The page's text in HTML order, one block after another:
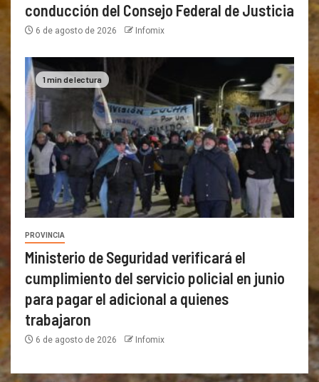
conducción del Consejo Federal de Justicia
6 de agosto de 2026 Infomix
1 min de lectura
PROVINCIA
Ministerio de Seguridad verificará el
cumplimiento del servicio policial en junio
para pagar el adicional a quienes
trabajaron
6 de agosto de 2026 Infomix